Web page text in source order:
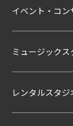
イベント・コン
ミュージックス
レンタルスタジ